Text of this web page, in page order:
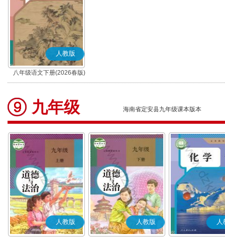
人教版
八年级语文下册(2026春版)
(部编版)
九年级 海南省定安县九年级课本版本
人教版 人教版 人